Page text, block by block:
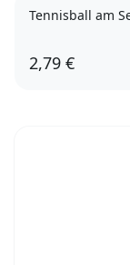
Tennisball am
2,79 €